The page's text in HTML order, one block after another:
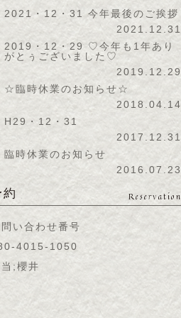
2021・12・31 今年最後のご挨拶
2021.12.31
2019・12・29 ♡今年も1年あり
がとぅございました♡
2019.12.29
☆臨時休業のお知らせ☆
2018.04.14
H29・12・31
2017.12.31
臨時休業のお知らせ
2016.07.23
約 Reservation
い合わせ番号
4015-1050
;櫻井